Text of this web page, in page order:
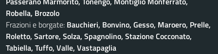
Robella, Brozolo
Frazioni e borgate: Bauchieri, Bonvino, Gesso, Maroero, Prelle,
Roletto, Sartore, Solza, Spagnolino, Stazione Cocconato,
Tabiella, Tuffo, Valle, Vastapaglia